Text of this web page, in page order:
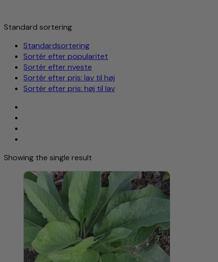
Standard sortering
Standardsortering
Sortér efter popularitet
Sortér efter nyeste
Sortér efter pris: lav til høj
Sortér efter pris: høj til lav
Showing the single result